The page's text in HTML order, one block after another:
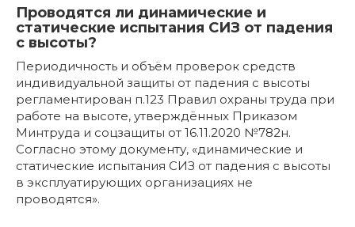
Проводятся ли динамические и
статические испытания СИЗ от падения
с высоты?
Периодичность и объём проверок средств
индивидуальной защиты от падения с высоты
регламентирован п.123 Правил охраны труда при
работе на высоте, утверждённых Приказом
Минтруда и соцзащиты от 16.11.2020 №782н.
Согласно этому документу, «динамические и
статические испытания СИЗ от падения с высоты
в эксплуатирующих организациях не
проводятся».